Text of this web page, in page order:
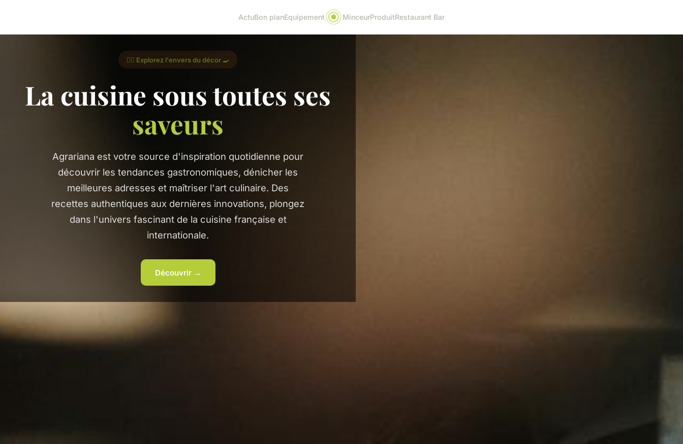
ActuBon planEquipement MinceurProduitRestaurant Bar
🕵️‍♂️ Explorez l'envers du décor 🍳
La cuisine sous toutes ses
saveurs
Agrariana est votre source d'inspiration quotidienne pour
découvrir les tendances gastronomiques, dénicher les
meilleures adresses et maîtriser l'art culinaire. Des
recettes authentiques aux dernières innovations, plongez
dans l'univers fascinant de la cuisine française et
internationale.
Découvrir →